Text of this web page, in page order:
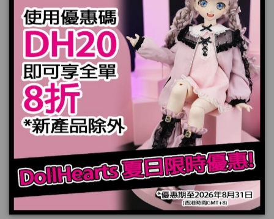
內褲 x 件
襪子 x 1 雙
頭飾 x 1 件
*娃娃,頭髮，鞋子和小熊不包括在內
產品實際顏色可能會跟顯示器上稍有差別
加入購物車